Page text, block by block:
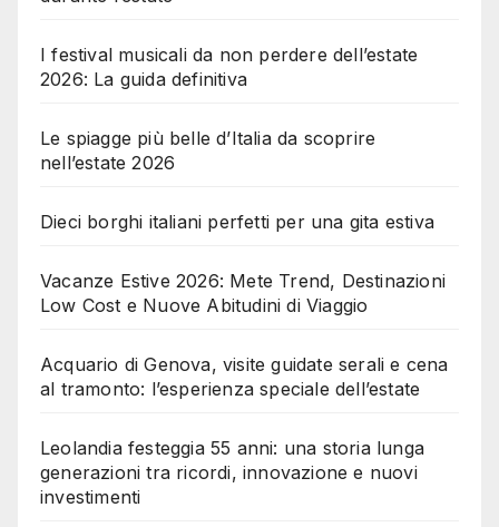
I festival musicali da non perdere dell’estate
2026: La guida definitiva
Le spiagge più belle d’Italia da scoprire
nell’estate 2026
Dieci borghi italiani perfetti per una gita estiva
Vacanze Estive 2026: Mete Trend, Destinazioni
Low Cost e Nuove Abitudini di Viaggio
Acquario di Genova, visite guidate serali e cena
al tramonto: l’esperienza speciale dell’estate
Leolandia festeggia 55 anni: una storia lunga
generazioni tra ricordi, innovazione e nuovi
investimenti